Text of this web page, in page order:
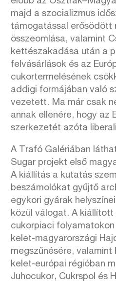
majd a szocializmus
támogatással erősödött
összeomlása, valamint
kettészakadása után a
felvásárlások és az
cukortermelésének
addigi formájában való
vezetett. Ma már csak
annak ellenére, hogy az
szerkezetét azóta
A Trafó Galériában
Sugar projekt első
A kiállítás a kutatás
beszámolókat gyűjtő
egykori gyárak
közül válogat. A
cukorpiaci
kelet-magyarországi
megszűnésére,
kelet-európai régióban
Juhocukor, Cukrspol és